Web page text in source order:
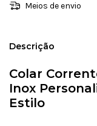
Meios de envio
Descrição
Colar
Inox
Estilo